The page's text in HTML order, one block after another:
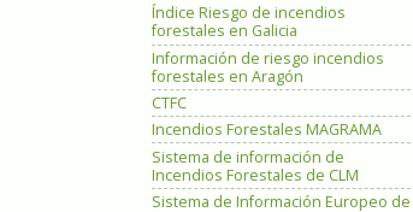
Índice Riesgo de incendios
forestales en Galicia
Información de riesgo incendios
forestales en Aragón
CTFC
Incendios Forestales MAGRAMA
Sistema de información de
Incendios Forestales de CLM
Sistema de Información Europeo de